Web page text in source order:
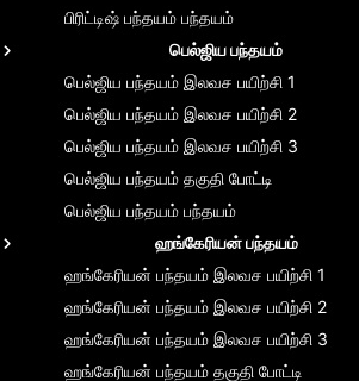
பிரிட்டிஷ் பந்தயம் பந்தயம்
பெல்ஜிய பந்தயம்
பெல்ஜிய பந்தயம் இலவச பயிற்சி 1
பெல்ஜிய பந்தயம் இலவச பயிற்சி 2
பெல்ஜிய பந்தயம் இலவச பயிற்சி 3
பெல்ஜிய பந்தயம் தகுதி போட்டி
பெல்ஜிய பந்தயம் பந்தயம்
ஹங்கேரியன் பந்தயம்
ஹங்கேரியன் பந்தயம் இலவச பயிற்சி 1
ஹங்கேரியன் பந்தயம் இலவச பயிற்சி 2
ஹங்கேரியன் பந்தயம் இலவச பயிற்சி 3
ஹங்கேரியன் பந்தயம் தகுதி போட்டி